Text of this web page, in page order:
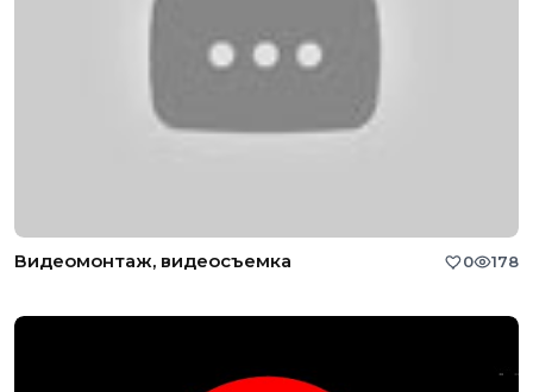
Видеомонтаж, видеосъемка 0 178